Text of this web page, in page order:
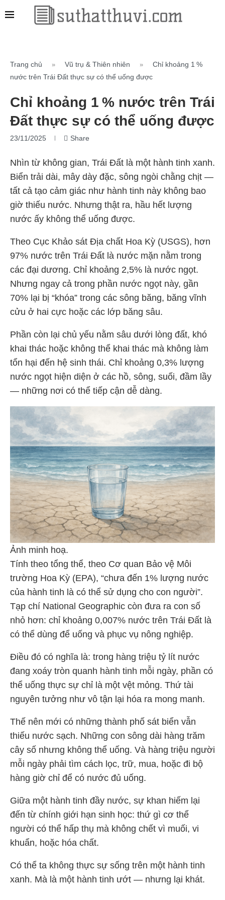
Trang chủ » Vũ trụ & Thiên nhiên »
Chỉ khoảng 1 %
nước trên Trái Đất thực sự có thể uống được
Chỉ khoảng 1 % nước trên Trái
Đất thực sự có thể uống được
23/11/2025 Share
Nhìn từ không gian, Trái Đất là một hành tinh xanh.
Biển trải dài, mây dày đặc, sông ngòi chằng chịt —
tất cả tạo cảm giác như hành tinh này không bao
giờ thiếu nước. Nhưng thật ra, hầu hết lượng
nước ấy không thể uống được.
Theo Cục Khảo sát Địa chất Hoa Kỳ (USGS), hơn
97% nước trên Trái Đất là nước mặn nằm trong
các đại dương. Chỉ khoảng 2,5% là nước ngọt.
Nhưng ngay cả trong phần nước ngọt này, gần
70% lại bị “khóa” trong các sông băng, băng vĩnh
cửu ở hai cực hoặc các lớp băng sâu.
Phần còn lại chủ yếu nằm sâu dưới lòng đất, khó
khai thác hoặc không thể khai thác mà không làm
tổn hại đến hệ sinh thái. Chỉ khoảng 0,3% lượng
nước ngọt hiện diện ở các hồ, sông, suối, đầm lầy
— những nơi có thể tiếp cận dễ dàng.
Ảnh minh hoạ.
Tính theo tổng thể, theo Cơ quan Bảo vệ Môi
trường Hoa Kỳ (EPA), “chưa đến 1% lượng nước
của hành tinh là có thể sử dụng cho con người”.
Tạp chí National Geographic còn đưa ra con số
nhỏ hơn: chỉ khoảng 0,007% nước trên Trái Đất là
có thể dùng để uống và phục vụ nông nghiệp.
Điều đó có nghĩa là: trong hàng triệu tỷ lít nước
đang xoáy tròn quanh hành tinh mỗi ngày, phần có
thể uống thực sự chỉ là một vệt mỏng. Thứ tài
nguyên tưởng như vô tận lại hóa ra mong manh.
Thế nên mới có những thành phố sát biển vẫn
thiếu nước sạch. Những con sông dài hàng trăm
cây số nhưng không thể uống. Và hàng triệu người
mỗi ngày phải tìm cách lọc, trữ, mua, hoặc đi bộ
hàng giờ chỉ để có nước đủ uống.
Giữa một hành tinh đầy nước, sự khan hiếm lại
đến từ chính giới hạn sinh học: thứ gì cơ thể
người có thể hấp thụ mà không chết vì muối, vi
khuẩn, hoặc hóa chất.
Có thể ta không thực sự sống trên một hành tinh
xanh. Mà là một hành tinh ướt — nhưng lại khát.